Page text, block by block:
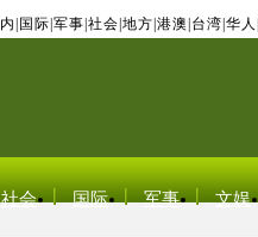
国际 军事 社会 地方 港澳 台湾 华人
社会 国际 军事 文娱